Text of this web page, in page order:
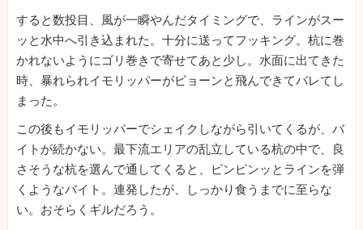
すると数投目、風が一瞬やんだタイミングで、ラインがスー
ッと水中へ引き込まれた。十分に送ってフッキング。杭に巻
かれないようにゴリ巻きで寄せてあと少し。水面に出てきた
時、暴れられイモリッパーがピョーンと飛んできてバレてし
まった。
この後もイモリッパーでシェイクしながら引いてくるが、バ
イトが続かない。最下流エリアの乱立している杭の中で、良
さそうな杭を選んで通してくると、ピンピンッとラインを弾
くようなバイト。連発したが、しっかり食うまでに至らな
い。おそらくギルだろう。